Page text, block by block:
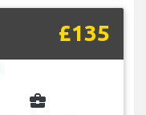
£135
business_center